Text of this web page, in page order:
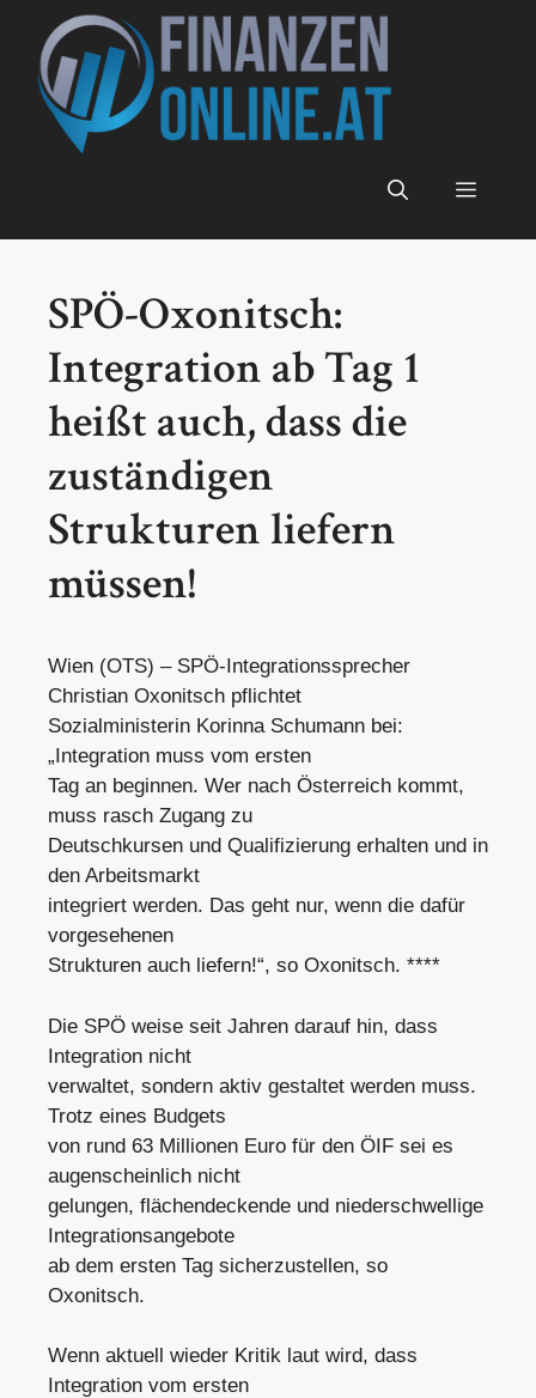
Inhalt
springen
Menü
SPÖ-Oxonitsch:
Integration ab Tag 1
heißt auch, dass die
zuständigen
Strukturen liefern
müssen!
Wien (OTS) – SPÖ-Integrationssprecher
Christian Oxonitsch pflichtet
Sozialministerin Korinna Schumann bei:
„Integration muss vom ersten
Tag an beginnen. Wer nach Österreich kommt,
muss rasch Zugang zu
Deutschkursen und Qualifizierung erhalten und in
den Arbeitsmarkt
integriert werden. Das geht nur, wenn die dafür
vorgesehenen
Strukturen auch liefern!“, so Oxonitsch. ****
Die SPÖ weise seit Jahren darauf hin, dass
Integration nicht
verwaltet, sondern aktiv gestaltet werden muss.
Trotz eines Budgets
von rund 63 Millionen Euro für den ÖIF sei es
augenscheinlich nicht
gelungen, flächendeckende und niederschwellige
Integrationsangebote
ab dem ersten Tag sicherzustellen, so
Oxonitsch.
Wenn aktuell wieder Kritik laut wird, dass
Integration vom ersten